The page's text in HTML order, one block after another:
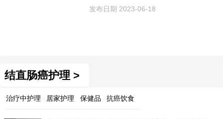
发布日期 2023-06-18
结直肠癌护理 >
治疗中护理 居家护理 保健品 抗癌饮食